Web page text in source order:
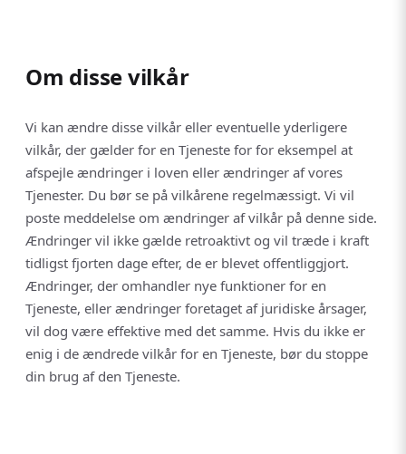
Om disse vilkår
Vi kan ændre disse vilkår eller eventuelle yderligere
vilkår, der gælder for en Tjeneste for for eksempel at
afspejle ændringer i loven eller ændringer af vores
Tjenester. Du bør se på vilkårene regelmæssigt. Vi vil
poste meddelelse om ændringer af vilkår på denne side.
Ændringer vil ikke gælde retroaktivt og vil træde i kraft
tidligst fjorten dage efter, de er blevet offentliggjort.
Ændringer, der omhandler nye funktioner for en
Tjeneste, eller ændringer foretaget af juridiske årsager,
vil dog være effektive med det samme. Hvis du ikke er
enig i de ændrede vilkår for en Tjeneste, bør du stoppe
din brug af den Tjeneste.